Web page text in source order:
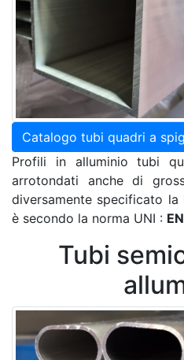
Catalogo tubi quadri a
Profili in alluminio tubi
arrotondati anche di
diversamente specificato
è secondo la norma UNI :
Tubi